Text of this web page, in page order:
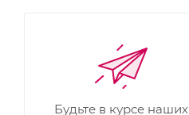
Будьте в курсе наших